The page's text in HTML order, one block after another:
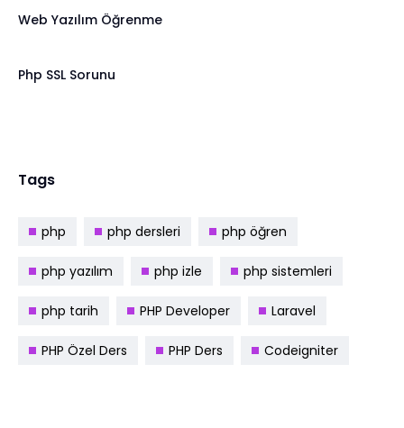
Web Yazılım Öğrenme
Php SSL Sorunu
Tags
php php dersleri php öğren
php yazılım php izle php sistemleri
php tarih PHP Developer Laravel
PHP Özel Ders PHP Ders Codeigniter